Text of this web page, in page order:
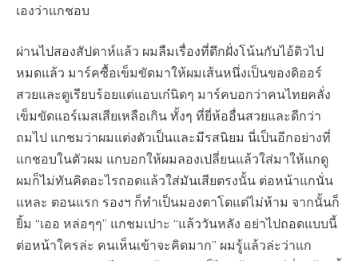
เองว่าแกชอบ
ผ่านไปสองสัปดาห์แล้ว ผมลืมเรื่องที่ตึกฝั่งโน้นกับไอ้ดิวไป
หมดแล้ว มาร์คซื้อเข็มขัดมาให้ผมเส้นหนึ่งเป็นของดิออร์
สวยและดูเรียบร้อยแต่แอบเก๋นิดๆ มาร์คบอกว่าคนไทยคลั่ง
เข็มขัดแอร์เมสเสียเหลือเกิน ทั้งๆ ที่ยี่ห้ออื่นสวยและดีกว่า
ถมไป แกชมว่าผมแต่งตัวเป็นและมีรสนิยม นี่เป็นอีกอย่างที่
แกชอบในตัวผม แกบอกให้ผมลองเปลี่ยนแล้วใส่มาให้แกดู
ผมก็ไม่ทันคิดอะไรถอดแล้วใส่มันเสียตรงนั้น ต่อหน้าแกนั่น
แหละ ตอนแรก รองฯ ก็ทำเป็นมองตาโตแต่ไม่ห้าม จากนั้นก็
ยิ้ม “เออ หล่อๆๆ” แกชมเปาะ “แล้ววันหลัง อย่าไปถอดแบบนี้
ต่อหน้าใครล่ะ คนเห็นเข้าจะคิดมาก” ผมรู้แล้วล่ะว่าแก